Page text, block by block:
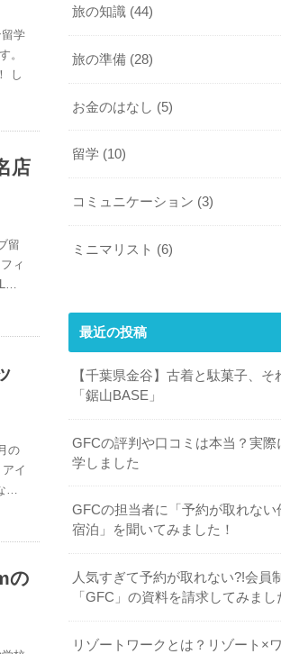
学
。
し
店
留
ィ
の
イ
…
の
旅の知識 (44)
旅の準備 (28)
お金のはなし (5)
留学 (10)
コミュニケーション (3)
ミニマリスト (6)
最近の投稿
【千葉県金谷】古着と駄菓子、そ
「鋸山BASE」
GFCの評判や口コミは本当？実際
学しました
GFCの担当者に「予約が取れない
宿泊」を聞いてみました！
人気すぎて予約が取れない?!会員
「GFC」の資料を請求してみまし
リゾートワークとは？リゾート×